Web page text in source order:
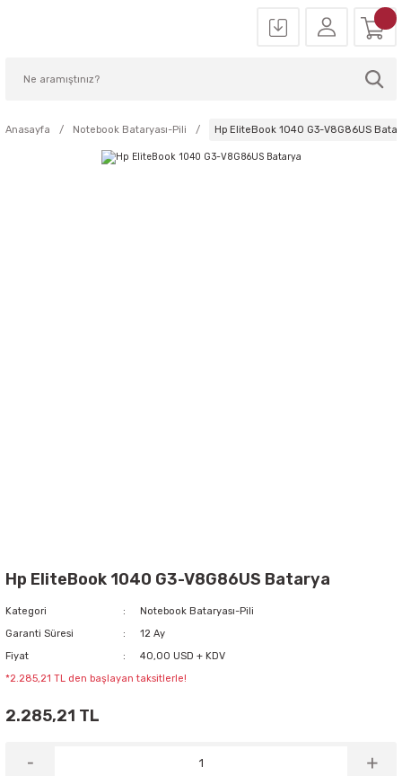
Anasayfa Notebook Bataryası-Pili Hp EliteBook 1040 G3-V8G86US
Hp EliteBook 1040 G3-V8G86US Batarya
Kategori
Notebook Bataryası-Pili
Garanti Süresi
12 Ay
Fiyat
40,00 USD + KDV
*2.285,21 TL den başlayan taksitlerle!
2.285,21 TL